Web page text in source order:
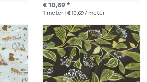
€ 10,69 *
1 meter | € 10,69 / meter